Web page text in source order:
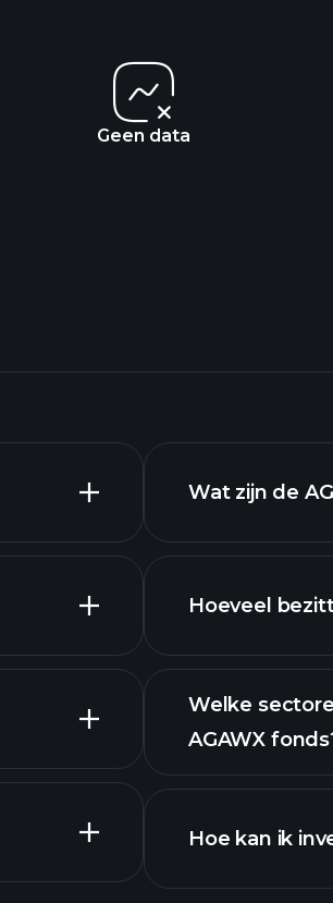
Geen data
Wat zijn de
Hoeveel
bezittingen
Welke
AGAWX
Hoe kan ik